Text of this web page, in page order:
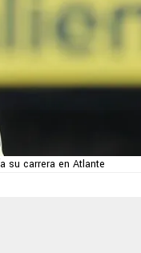
su carrera en Atlante